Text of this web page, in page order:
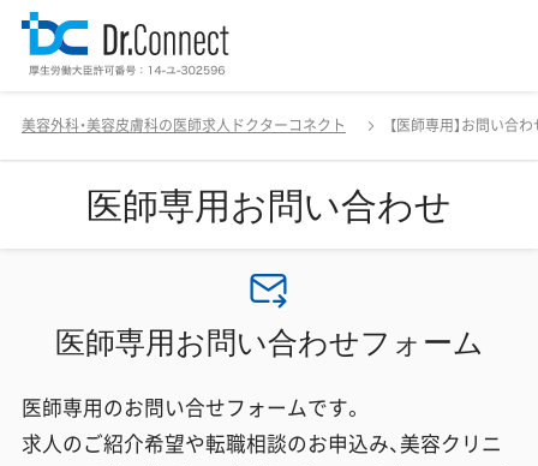
美容外科・美容皮膚科の医師求人ドクターコネクト 【医師専用】お問い合わ
医師専用お問い合わせ
医師専用お問い合わせフォーム
医師専用のお問い合せフォームです。
求人のご紹介希望や転職相談のお申込み、美容クリニ